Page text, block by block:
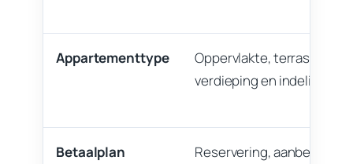
Appartementtype
Oppervlakte, terras,
verdieping en indeling.
Betaalplan
Reservering, aanbetaling,